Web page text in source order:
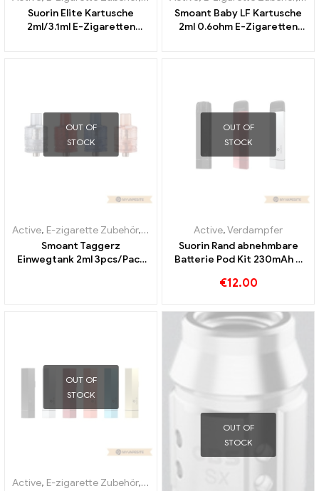
Suorin Elite Kartusche
2ml/3.1ml E-Zigaretten
Smoant Baby LF Kartusche
2ml 0.6ohm E-Zigaretten
OUT OF
STOCK
Active, E-zigarette Zubehör, Verdampfer
Smoant Taggerz
Einwegtank 2ml 3pcs/Pack
OUT OF
STOCK
Active,Verdampfer
Suorin Rand abnehmbare
Batterie Pod Kit 230mAh &
Großhandel丨Custom
€12.00
OUT OF
STOCK
Active, E-zigarette Zubehör, Verdampfer
OUT OF
STOCK